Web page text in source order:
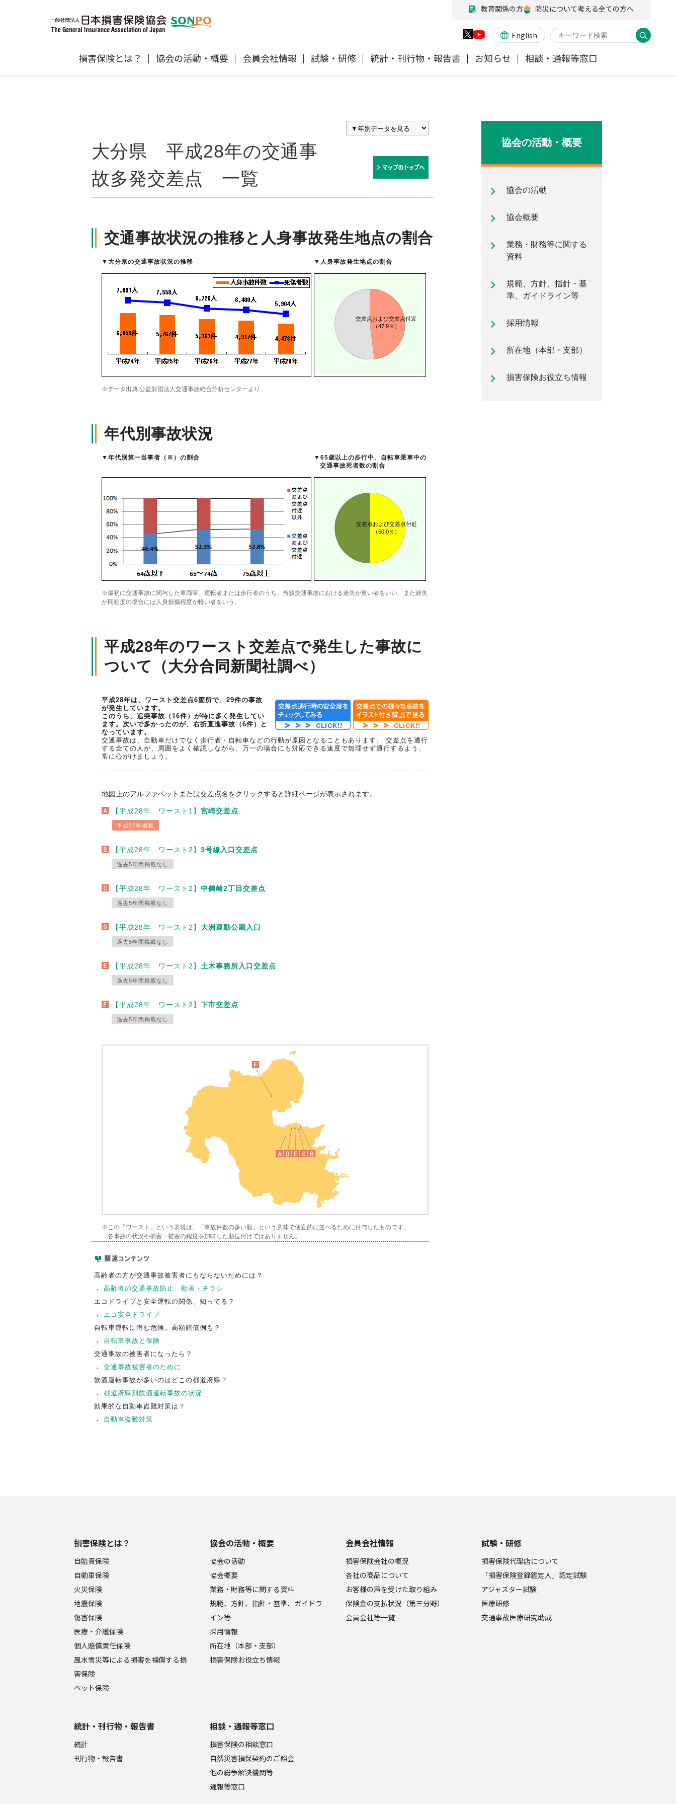
損害保険とは？ 協会の活動・概要 会員会社情報 試験・研修 統計・刊行物・報告書 お知らせ 相談・通報等窓口
English
個人賠償責任保険 風水雪災等による損害を補償する損害
自賠責保険特設サイト 事業者向け保険特設サイト 自動車保険のご加入時に知ってお
きたいポイント
所在地（本部・支部）
軽消防自動車・高規格救急自動車
会員各社ニュースリリース
交通事故医療研究助成
損害保険代理店試験公式サイト
高齢者の交通事故防止
自然災害（風災・水災・震災等）の補償に
関するお知らせ 損害保険ご利用にあたっての注意点 信頼回復に向けた取り組み
教育関係の方 防災について考える全ての方へ
大分県 平成28年の交通事
故多発交差点 一覧
交通事故状況の推移と人身事故発生地点の割合
▼ 大分県の交通事故状況の推移 ▼ 人身事故発生地点の割合
※データ出典:公益財団法人交通事故総合分析センターより
年代別事故状況
▼ 年代別第一当事者（※）の割合 ▼ 65歳以上の歩行中、自転車乗車中の
交通事故死者数の割合
※最初に交通事故に関与した車両等、運転者または歩行者のうち、当該交通事故における過失が重い者をいい、また過失
が同程度の場合には人身損傷程度が軽い者をいう。
平成28年のワースト交差点で発生した事故に
ついて（大分合同新聞社調べ）
平成28年は、ワースト交差点6箇所で、29件の事故
が発生しています。
このうち、追突事故（16件）が特に多く発生してい
ます。次いで多かったのが、右折直進事故（6件）と
なっています。
交通事故は、自動車だけでなく歩行者・自転車などの行動が原因となることもあります。 交差点を通行
する全ての人が、周囲をよく確認しながら、万一の場合にも対応できる速度で無理せず通行するよう、
常に心がけましょう。
地図上のアルファベットまたは交差点名をクリックすると詳細ページが表示されます。
【平成28年 ワースト1】 宮崎交差点
平成27年掲載
【平成28年 ワースト2】 3号線入口交差点
過去5年間掲載なし
【平成28年 ワースト2】 中鶴崎2丁目交差点
過去5年間掲載なし
【平成28年 ワースト2】 大洲運動公園入口
過去5年間掲載なし
【平成28年 ワースト2】 土木事務所入口交差点
過去5年間掲載なし
【平成28年 ワースト2】 下市交差点
過去5年間掲載なし
※この「ワースト」という表現は、「事故件数の多い順」という意味で便宜的に並べるために付与したものです。
各事故の状況や損害・被害の程度を加味した順位付けではありません。
高齢者の方が交通事故被害者にもならないためには？
高齢者の交通事故防止 動画・チラシ
エコドライブと安全運転の関係、知ってる？
エコ安全ドライブ
自転車運転に潜む危険。高額賠償例も？
自転車事故と保険
交通事故の被害者になったら？
交通事故被害者のために
飲酒運転事故が多いのはどこの都道府県？
都道府県別飲酒運転事故の状況
効果的な自動車盗難対策は？
自動車盗難対策
協会の活動・概要
協会の活動
協会概要
業務・財務等に関する
資料
規範、方針、指針・基
準、ガイドライン等
採用情報
所在地（本部・支部）
損害保険お役立ち情報
損害保険とは？
自賠責保険
自動車保険
火災保険
地震保険
傷害保険
医療・介護保険
個人賠償責任保険
風水雪災等による損害を補償する損
害保険
ペット保険
協会の活動・概要
協会の活動
協会概要
業務・財務等に関する資料
規範、方針、指針・基準、ガイドラ
イン等
採用情報
所在地（本部・支部）
損害保険お役立ち情報
会員会社情報
損害保険会社の概況
各社の商品について
お客様の声を受けた取り組み
保険金の支払状況（第三分野）
会員会社等一覧
試験・研修
損害保険代理店について
「損害保険登録鑑定人」認定試験
アジャスター試験
医療研修
交通事故医療研究助成
統計・刊行物・報告書
統計
刊行物・報告書
相談・通報等窓口
損害保険の相談窓口
自然災害損保契約のご照会
他の紛争解決機関等
通報等窓口